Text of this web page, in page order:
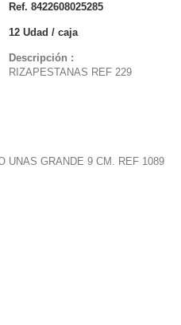
Ref. 8422608025285
12 Udad / caja
Descripción :
RIZAPESTANAS REF 229